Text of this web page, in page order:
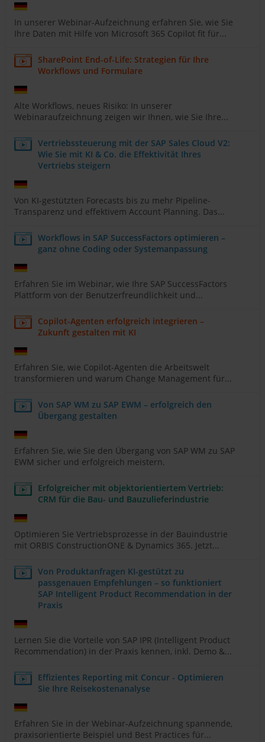
In unserer Webinar-Aufzeichnung erfahren Sie, wie Sie
Ihre Daten mit Hilfe von Microsoft 365 Copilot fit für...
SharePoint End-of-Life: Strategien für Ihre
Workflows und Formulare
Alte Workflows, neues Risiko: In unserer
Webinaraufzeichnung zeigen wir Ihnen, wie Sie Ihre...
Vertriebssteuerung mit der SAP Sales Cloud V2:
Wie Sie mit KI & Co. die Effektivität Ihres
Vertriebs steigern
Von KI-gestützten Forecasts bis zu mehr Pipeline-
Transparenz und effektivem Account Planning. Das...
Workflows in SAP SuccessFactors optimieren –
ganz ohne Coding oder Systemanpassung
Erfahren Sie im Webinar, wie Ihre SAP SuccessFactors
Plattform von der Benutzerfreundlichkeit und...
Copilot-Agenten erfolgreich integrieren –
Zukunft gestalten mit KI
Erfahren Sie, wie Copilot-Agenten die Arbeitswelt
transformieren und warum Change Management für...
Von SAP WM zu SAP EWM – erfolgreich den
Übergang gestalten
Erfahren Sie, wie Sie den Übergang von SAP WM zu SAP
EWM sicher und erfolgreich meistern.
Erfolgreicher mit objektorientiertem Vertrieb:
CRM für die Bau- und Bauzulieferindustrie
Optimieren Sie Vertriebsprozesse in der Bauindustrie
mit ORBIS ConstructionONE & Dynamics 365. Jetzt...
Von Produktanfragen KI-gestützt zu
passgenauen Empfehlungen – so funktioniert
SAP Intelligent Product Recommendation in der
Praxis
Lernen Sie die Vorteile von SAP IPR (Intelligent Product
Recommendation) in der Praxis kennen, inkl. Demo &...
Effizientes Reporting mit Concur - Optimieren
Sie Ihre Reisekostenanalyse
Erfahren Sie in der Webinar-Aufzeichnung spannende,
praxisorientierte Beispiel und Best Practices für...